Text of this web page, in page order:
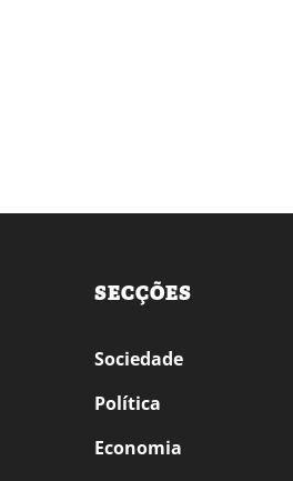
SECÇÕES
Sociedade
Política
Economia